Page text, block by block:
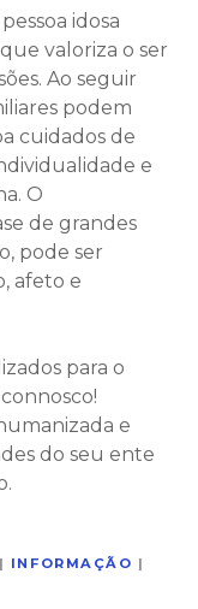
idosa
valoriza o ser
Ao seguir
podem
cuidados de
e
O
de grandes
pode ser
afeto e
para o
e
do seu ente
| INFORMAÇÃO |